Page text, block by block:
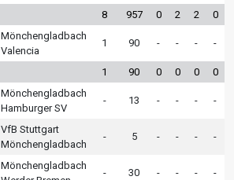
8 957 0 2 2 0
Mönchengladbach
Valencia
1 90 - - - -
1 90 0 0 0 0
Mönchengladbach
Hamburger SV
- 13 - - - -
VfB Stuttgart
Mönchengladbach
- 5 - - - -
Mönchengladbach
- 30 - - - -